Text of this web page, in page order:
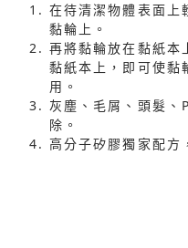
在待清潔物體表面上
黏輪上。
再將黏輪放在黏紙本
黏紙本上，即可使黏
用。
灰塵、毛屑、頭髮、
除。
高分子矽膠獨家配方